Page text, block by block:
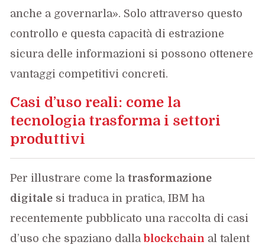
anche a governarla». Solo attraverso questo
controllo e questa capacità di estrazione
sicura delle informazioni si possono ottenere
vantaggi competitivi concreti.
Casi d’uso reali: come la
tecnologia trasforma i settori
produttivi
Per illustrare come latrasformazione
digitale si traduca in pratica, IBM ha
recentemente pubblicato una raccolta di casi
d’uso che spaziano dallablockchain al talent